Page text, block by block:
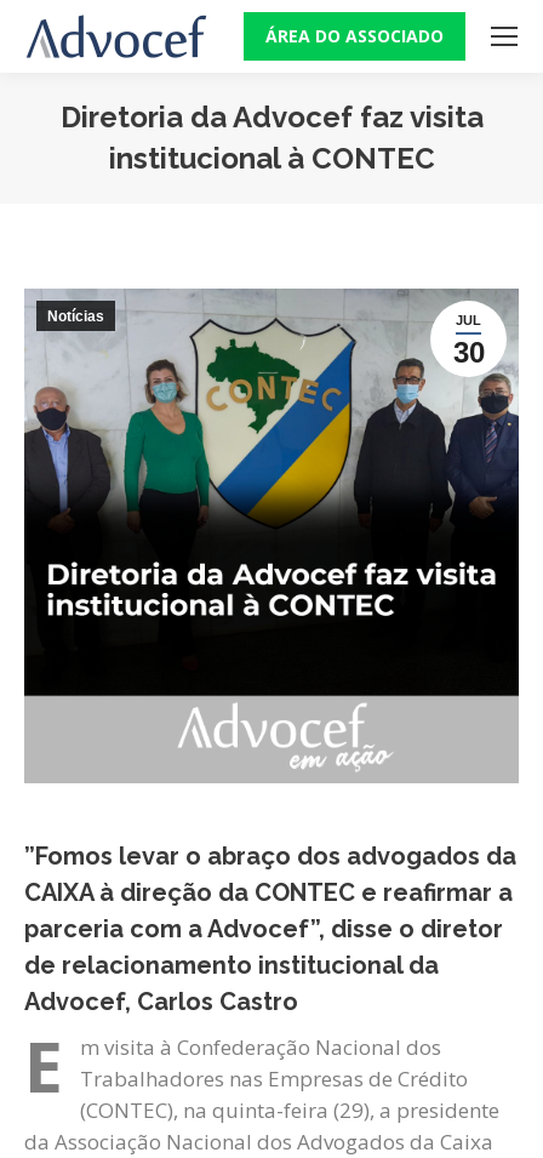
ÁREA DO ASSOCIADO
Diretoria da Advocef faz visita
institucional à CONTEC
JUL
30
Notícias
”Fomos levar o abraço dos advogados da
CAIXA à direção da CONTEC e reafirmar a
parceria com a Advocef”, disse o diretor
de relacionamento institucional da
Advocef, Carlos Castro
E
m visita à Confederação Nacional dos
Trabalhadores nas Empresas de Crédito
(CONTEC), na quinta-feira (29), a presidente
da Associação Nacional dos Advogados da Caixa